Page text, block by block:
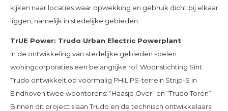
kijken naar locaties waar opwekking en gebruik dicht bij elkaar
liggen, namelijk in stedelijke gebieden.
TrUE Power: Trudo Urban Electric Powerplant
In de ontwikkeling van stedelijke gebieden spelen
woningcorporaties een belangrijke rol. Woonstichting Sint
Trudo ontwikkelt op voormalig PHILIPS-terrein Strijp-S in
Eindhoven twee woontorens: “Haasje Over” en “Trudo Toren”.
Binnen dit project slaan Trudo en de technisch ontwikkelaars